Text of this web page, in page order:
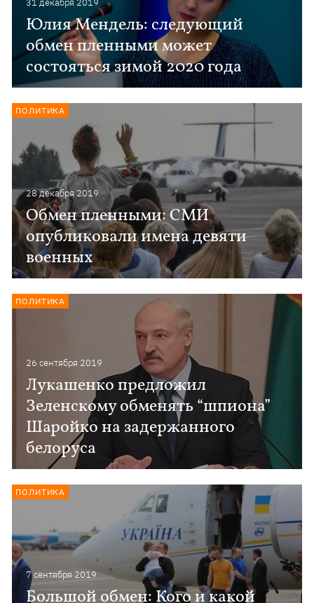
31 декабря 2019
Юлия Мендель: следующий
обмен пленными может
состояться зимой 2020 года
28 декабря 2019
Обмен пленными: СМИ
опубликовали имена девяти
военных
ПОЛИТИКА
26 сентября 2019
Лукашенко предложил
Зеленскому обменять “шпиона”
Шаройко на задержанного
белоруса
ПОЛИТИКА
7 сентября 2019
Большой обмен: Кого и какой
ПОЛИТИКА